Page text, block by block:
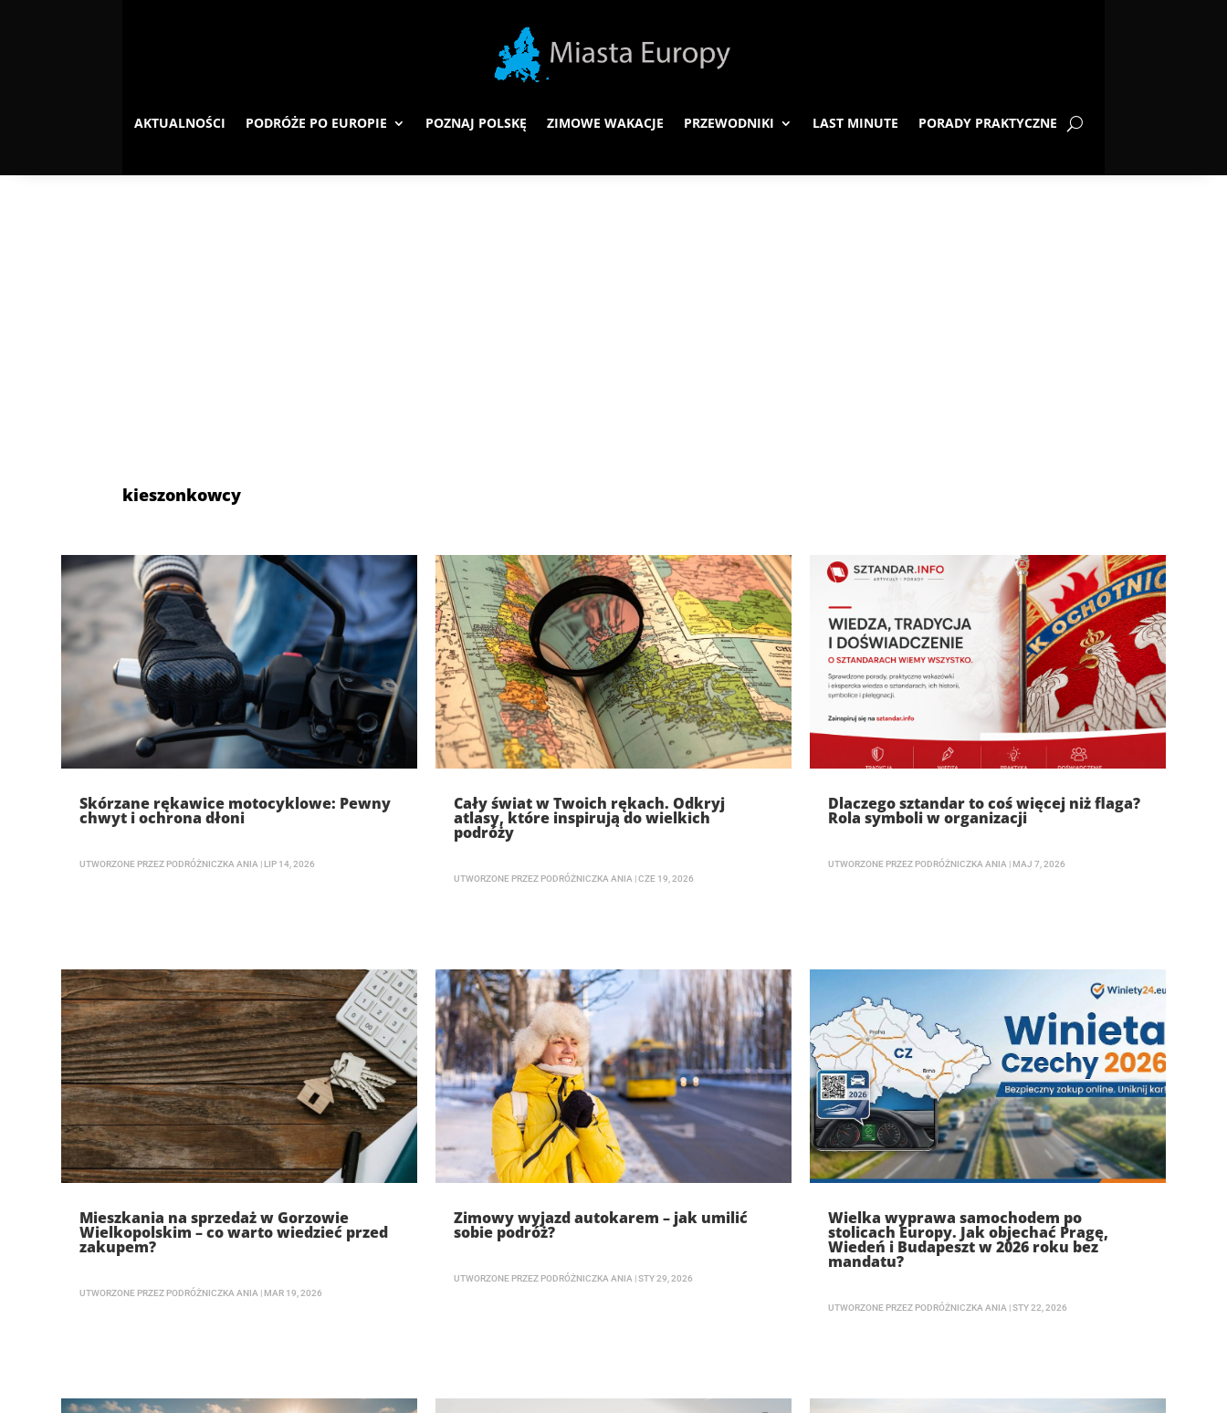
AKTUALNOŚCI PODRÓŻE PO EUROPIE POZNAJ POLSKĘ ZIMOWE WAKACJE PRZEWODNIKI LAST MINUTE PORADY PRAKTYCZNE
kieszonkowcy
Skórzane rękawice motocyklowe: Pewny
chwyt i ochrona dłoni
UTWORZONE PRZEZ PODRÓŻNICZKA ANIA | LIP 14, 2026
Cały świat w Twoich rękach. Odkryj
atlasy, które inspirują do wielkich
podróży
UTWORZONE PRZEZ PODRÓŻNICZKA ANIA |CZE 19, 2026
Dlaczego sztandar to coś więcej niż flaga?
Rola symboli w organizacji
UTWORZONE PRZEZ PODRÓŻNICZKA ANIA | MAJ 7, 2026
Mieszkania na sprzedaż w Gorzowie
Wielkopolskim – co warto wiedzieć przed
zakupem?
UTWORZONE PRZEZ PODRÓŻNICZKA ANIA | MAR 19, 2026
Zimowy wyjazd autokarem – jak umilić
sobie podróż?
UTWORZONE PRZEZ PODRÓŻNICZKA ANIA |STY 29, 2026
Wielka wyprawa samochodem po
stolicach Europy. Jak objechać Pragę,
Wiedeń i Budapeszt w 2026 roku bez
mandatu?
UTWORZONE PRZEZ PODRÓŻNICZKA ANIA |STY 22, 2026